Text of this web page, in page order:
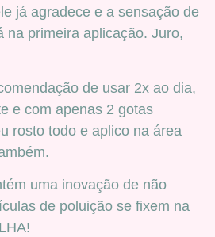
já agradece e a sensação de
na primeira aplicação. Juro,
de usar 2x ao dia,
e com apenas 2 gotas
rosto todo e aplico na área
uma inovação de não
de poluição se fixem na